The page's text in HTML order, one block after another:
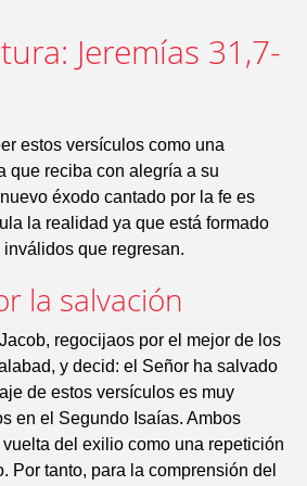
Jeremías 31,7-
estos versículos como una
que reciba con alegría a su
éxodo cantado por la fe es
la realidad ya que está formado
que regresan.
la salvación
regocijaos por el mejor de los
y decid: el Señor ha salvado
de estos versículos es muy
en el Segundo Isaías. Ambos
del exilio como una repetición
Por tanto, para la comprensión del